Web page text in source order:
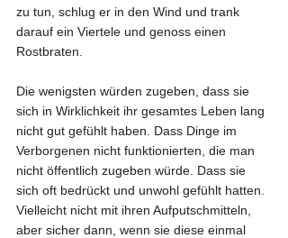
zu tun, schlug er in den Wind und trank
darauf ein Viertele und genoss einen
Rostbraten.
Die wenigsten würden zugeben, dass sie
sich in Wirklichkeit ihr gesamtes Leben lang
nicht gut gefühlt haben. Dass Dinge im
Verborgenen nicht funktionierten, die man
nicht öffentlich zugeben würde. Dass sie
sich oft bedrückt und unwohl gefühlt hatten.
Vielleicht nicht mit ihren Aufputschmitteln,
aber sicher dann, wenn sie diese einmal